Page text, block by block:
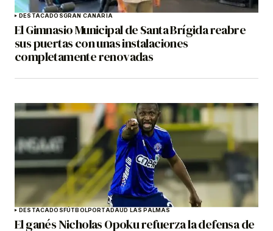
DESTACADOSGRAN CANARIA
El Gimnasio Municipal de Santa Brígida reabre
sus puertas con unas instalaciones
completamente renovadas
DESTACADOSFÚTBOLPORTADAUD LAS PALMAS
El ganés Nicholas Opoku refuerza la defensa de